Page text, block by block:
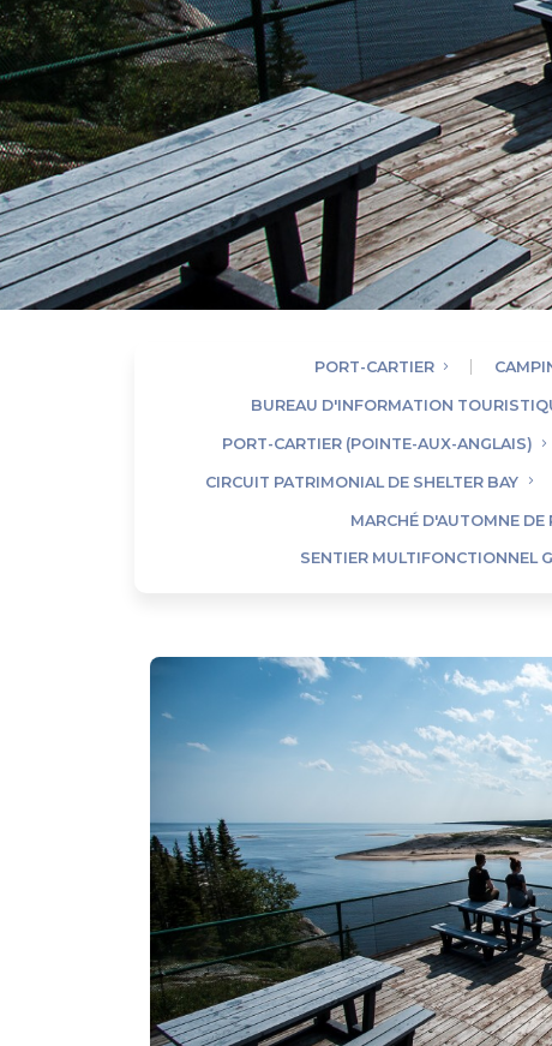
PORT-CARTIER
BUREAU D'INFORMATION
PORT-CARTIER (POINTE-AUX-ANGLAIS)
CIRCUIT PATRIMONIAL DE SHELTER BAY
MARCHÉ D'AUTOMNE DE
SENTIER MULTIFONCTIONNEL